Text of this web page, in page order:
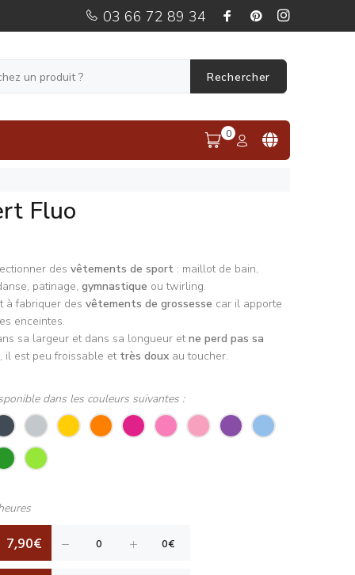
03 66 72 89 34
Rechercher
0
Fluo
des vêtements de sport : maillot de bain,
patinage, gymnastique ou twirling.
à fabriquer des vêtements de grossesse car il apporte
enceintes.
sa largeur et dans sa longueur etne perd pas sa
il est peu froissable et très doux au toucher.
dans les couleurs suivantes :
7,90€